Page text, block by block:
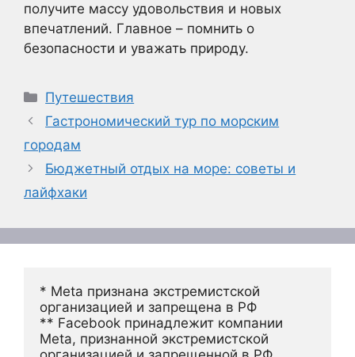
получите массу удовольствия и новых
впечатлений. Главное – помнить о
безопасности и уважать природу.
Рубрики
Путешествия
Гастрономический тур по морским
городам
Бюджетный отдых на море: советы и
лайфхаки
* Meta признана экстремистской
организацией и запрещена в РФ
** Facebook принадлежит компании
Meta, признанной экстремистской